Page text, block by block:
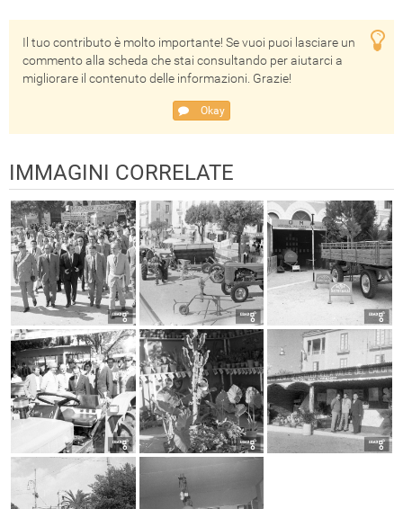
Il tuo contributo è molto importante! Se vuoi puoi lasciare un
commento alla scheda che stai consultando per aiutarci a
migliorare il contenuto delle informazioni. Grazie!
Okay
IMMAGINI CORRELATE